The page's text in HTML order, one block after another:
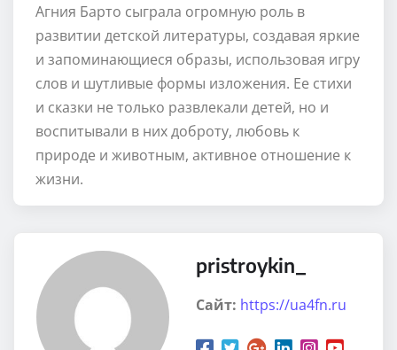
Агния Барто сыграла огромную роль в
развитии детской литературы, создавая яркие
и запоминающиеся образы, использовая игру
слов и шутливые формы изложения. Ее стихи
и сказки не только развлекали детей, но и
воспитывали в них доброту, любовь к
природе и животным, активное отношение к
жизни.
pristroykin_
Сайт: https://ua4fn.ru